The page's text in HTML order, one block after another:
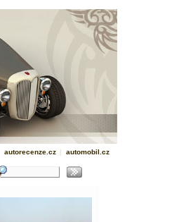
autorecenze.cz | automobil.cz